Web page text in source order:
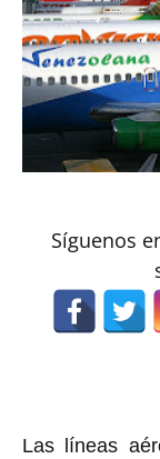
Síguenos
Las líneas